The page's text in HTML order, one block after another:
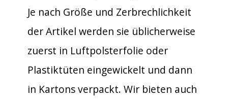
Je nach Größe und Zerbrechlichkeit
der Artikel werden sie üblicherweise
zuerst in Luftpolsterfolie oder
Plastiktüten eingewickelt und dann
in Kartons verpackt. Wir bieten auch